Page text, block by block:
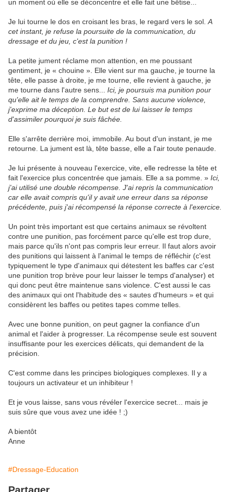
un moment où elle se déconcentre et elle fait une bêtise...
Je lui tourne le dos en croisant les bras, le regard vers le sol. A
cet instant, je refuse la poursuite de la communication, du
dressage et du jeu, c'est la punition !
La petite jument réclame mon attention, en me poussant
gentiment, je « chouine ». Elle vient sur ma gauche, je tourne la
tête, elle passe à droite, je me tourne, elle revient à gauche, je
me tourne dans l'autre sens... Ici, je poursuis ma punition pour
qu'elle ait le temps de la comprendre. Sans aucune violence,
j'exprime ma déception. Le but est de lui laisser le temps
d'assimiler pourquoi je suis fâchée.
Elle s'arrête derrière moi, immobile. Au bout d'un instant, je me
retourne. La jument est là, tête basse, elle a l'air toute penaude.
Je lui présente à nouveau l'exercice, vite, elle redresse la tête et
fait l'exercice plus concentrée que jamais. Elle a sa pomme. » Ici,
j'ai utilisé une double récompense. J'ai repris la communication
car elle avait compris qu'il y avait une erreur dans sa réponse
précédente, puis j'ai récompensé la réponse correcte à l'exercice.
Un point très important est que certains animaux se révoltent
contre une punition, pas forcément parce qu'elle est trop dure,
mais parce qu'ils n'ont pas compris leur erreur. Il faut alors avoir
des punitions qui laissent à l'animal le temps de réfléchir (c'est
typiquement le type d'animaux qui détestent les baffes car c'est
une punition trop brève pour leur laisser le temps d'analyser) et
qui donc peut être maintenue sans violence. C'est aussi le cas
des animaux qui ont l'habitude des « sautes d'humeurs » et qui
considèrent les baffes ou petites tapes comme telles.
Avec une bonne punition, on peut gagner la confiance d'un
animal et l'aider à progresser. La récompense seule est souvent
insuffisante pour les exercices délicats, qui demandent de la
précision.
C'est comme dans les principes biologiques complexes. Il y a
toujours un activateur et un inhibiteur !
Et je vous laisse, sans vous révéler l'exercice secret... mais je
suis sûre que vous avez une idée ! ;)
A bientôt
Anne
#Dressage-Education